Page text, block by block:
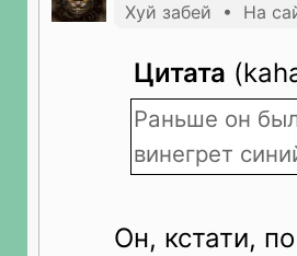
Хуй забей • На
Цитата
Раньше он
винегрет
Он, кстати,